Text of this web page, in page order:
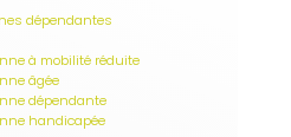
dépendantes
à mobilité réduite
âgée
dépendante
handicapée